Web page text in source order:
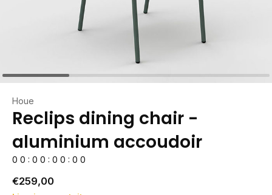
Houe
Reclips dining chair -
aluminium accoudoir
0 0 : 0 0 : 0 0 : 0 0
€259,00